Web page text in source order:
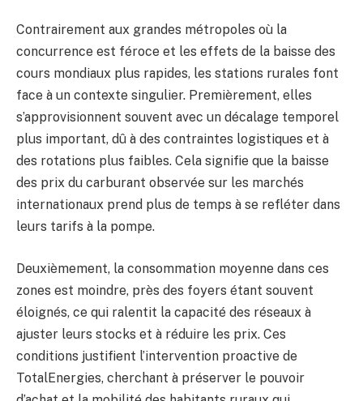
Contrairement aux grandes métropoles où la
concurrence est féroce et les effets de la baisse des
cours mondiaux plus rapides, les stations rurales font
face à un contexte singulier. Premièrement, elles
s’approvisionnent souvent avec un décalage temporel
plus important, dû à des contraintes logistiques et à
des rotations plus faibles. Cela signifie que la baisse
des prix du carburant observée sur les marchés
internationaux prend plus de temps à se refléter dans
leurs tarifs à la pompe.
Deuxièmement, la consommation moyenne dans ces
zones est moindre, près des foyers étant souvent
éloignés, ce qui ralentit la capacité des réseaux à
ajuster leurs stocks et à réduire les prix. Ces
conditions justifient l’intervention proactive de
TotalEnergies, cherchant à préserver le pouvoir